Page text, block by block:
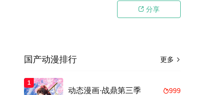
 分享
更多 
国产动漫排行
1
999
动态漫画·战鼎第三季